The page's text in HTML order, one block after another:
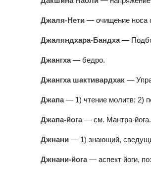
Джаля-Нети — очищение носа
Джаляндхара-Бандха—
Джангха— бедро.
Джангха шактивардхак —
Джапа— 1) чтение молитв; 2)
Джапа-йога— см. Мантра-йога.
Джнани — 1) знающий,
Джнани-йога— аспект йоги,